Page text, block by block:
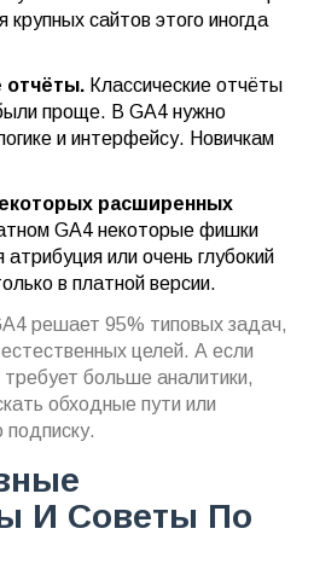
сайтов этого иногда
отчёты. Классические отчёты
проще. В GA4 нужно
и интерфейсу. Новичкам
расширенных
GA4 некоторые фишки
или очень глубокий
в платной версии.
решает 95% типовых задач,
целей. А если
больше аналитики,
обходные пути или
И Советы По